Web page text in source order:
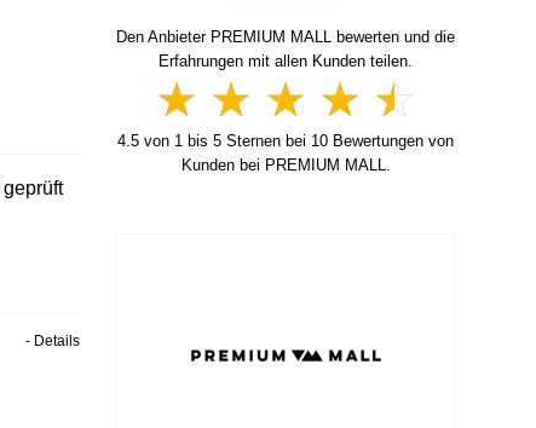
geprüft
- Details
Den Anbieter PREMIUM MALL bewerten und die
Erfahrungen mit allen Kunden teilen.
4.5 von 1 bis 5 Sternen bei 10 Bewertungen von
Kunden bei PREMIUM MALL.